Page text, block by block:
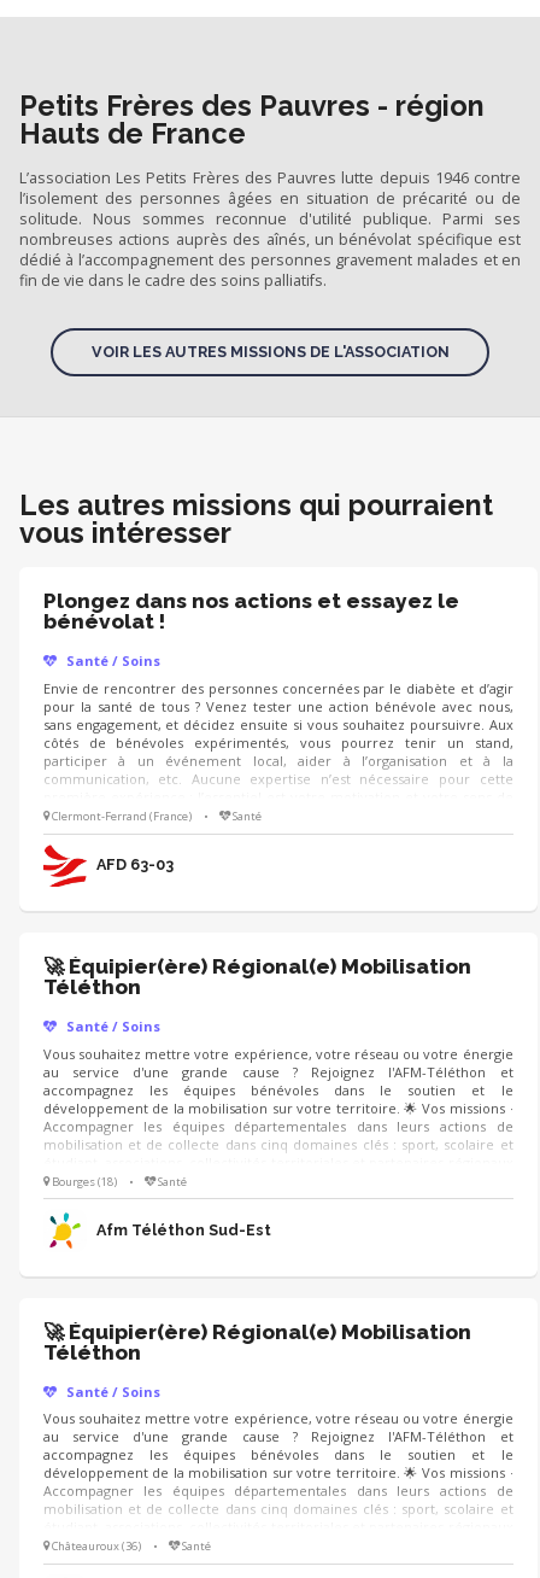
Petits Frères des Pauvres - région
Hauts de France
L’association Les Petits Frères des Pauvres lutte depuis 1946 contre
l’isolement des personnes âgées en situation de précarité ou de
solitude. Nous sommes reconnue d'utilité publique. Parmi ses
nombreuses actions auprès des aînés, un bénévolat spécifique est
dédié à l’accompagnement des personnes gravement malades et en
fin de vie dans le cadre des soins palliatifs.
VOIR LES AUTRES MISSIONS DE L'ASSOCIATION
Les autres missions qui pourraient
vous intéresser
Plongez dans nos actions et essayez le
bénévolat !
Santé / Soins
Envie de rencontrer des personnes concernées par le diabète et d’agir
pour la santé de tous ? Venez tester une action bénévole avec nous,
sans engagement, et décidez ensuite si vous souhaitez poursuivre. Aux
côtés de bénévoles expérimentés, vous pourrez tenir un stand,
participer à un événement local, aider à l’organisation et à la
communication, etc. Aucune expertise n’est nécessaire pour cette
l’écoute pour informer et accompagner un public souvent peu
sensibilisé. Si vous choisissez de continuer, une formation complète
vous sera proposée.
Clermont-Ferrand (France) • Santé
AFD 63-03
🚀 Équipier(ère) Régional(e) Mobilisation
Téléthon
Santé / Soins
Vous souhaitez mettre votre expérience, votre réseau ou votre énergie
au service d'une grande cause ? Rejoignez l'AFM-Téléthon et
accompagnez les équipes bénévoles dans le soutien et le
développement de la mobilisation sur votre territoire. 🌟 Vos missions ·
Accompagner les équipes départementales dans leurs actions de
mobilisation et de collecte dans cinq domaines clés : sport, scolaire et
du Téléthon. · Partager les bonnes pratiques et soutenir les initiatives
locales. · Contribuer au développement de nouveaux projets et à la
recherche de nouvelles opportunités de mobilisation de nouveaux
partenaires.
Bourges (18) • Santé
Afm Téléthon Sud-Est
🚀 Équipier(ère) Régional(e) Mobilisation
Téléthon
Santé / Soins
Vous souhaitez mettre votre expérience, votre réseau ou votre énergie
au service d'une grande cause ? Rejoignez l'AFM-Téléthon et
accompagnez les équipes bénévoles dans le soutien et le
développement de la mobilisation sur votre territoire. 🌟 Vos missions ·
Accompagner les équipes départementales dans leurs actions de
mobilisation et de collecte dans cinq domaines clés : sport, scolaire et
du Téléthon. · Partager les bonnes pratiques et soutenir les initiatives
locales. · Contribuer au développement de nouveaux projets et à la
Châteauroux (36) • Santé